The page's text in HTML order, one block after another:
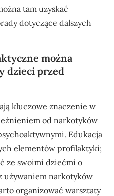
tam uzyskać
dotyczące dalszych
można
dzieci przed
kluczowe znaczenie w
od narkotyków
Edukacja
elementów profilaktyki;
ze swoimi dziećmi o
używaniem narkotyków
organizować warsztaty